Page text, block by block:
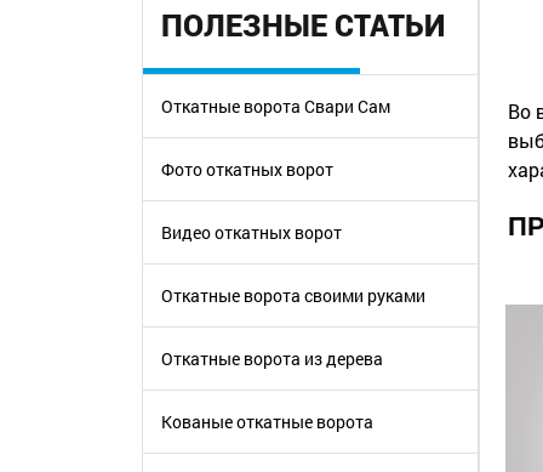
ПОЛЕЗНЫЕ СТАТЬИ
Откатные ворота Свари Сам
Фото откатных ворот
Видео откатных ворот
Откатные ворота своими руками
Откатные ворота из дерева
Кованые откатные ворота
Во